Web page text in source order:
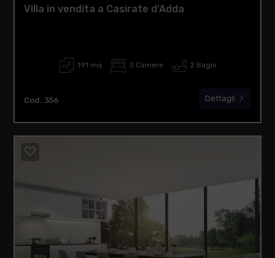
Villa in vendita a Casirate d'Adda
191 mq 3 Camere 2 Bagni
Cod. 356 Dettagli